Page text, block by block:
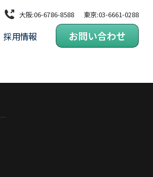
大阪:06-6786-8588 東京:03-6661-0288
採用情報 お問い合わせ